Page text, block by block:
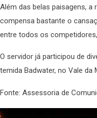
Além das belas paisagens,
compensa bastante o
entre todos os
O servidor já participou de
temida Badwater, no Vale da
Fonte: Assessoria de